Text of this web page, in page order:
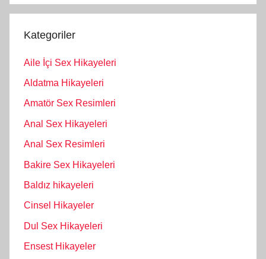
Kategoriler
Aile İçi Sex Hikayeleri
Aldatma Hikayeleri
Amatör Sex Resimleri
Anal Sex Hikayeleri
Anal Sex Resimleri
Bakire Sex Hikayeleri
Baldız hikayeleri
Cinsel Hikayeler
Dul Sex Hikayeleri
Ensest Hikayeler